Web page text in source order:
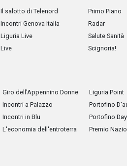
Il salotto di Telenord
Incontri Genova Italia
Liguria Live
Live
Primo Piano
Radar
Salute Sanità
Scignoria!
Giro dell'Appennino Donne
Incontri a Palazzo
Incontri in Blu
L'economia dell'entroterra
Liguria Point
Portofino
Portofino
Premio